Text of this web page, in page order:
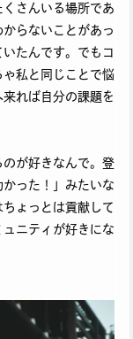
さんいる場所であ
らないことがあっ
たんです。でもコ
私と同じことで悩
れば自分の課題を
が好きなんで。登
った！」みたいな
ょっとは貢献して
ニティが好きにな